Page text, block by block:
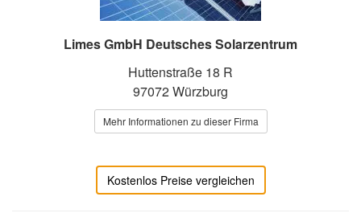
Limes GmbH Deutsches Solarzentrum
Huttenstraße 18 R
97072 Würzburg
Mehr Informationen zu dieser Firma
Kostenlos Preise vergleichen